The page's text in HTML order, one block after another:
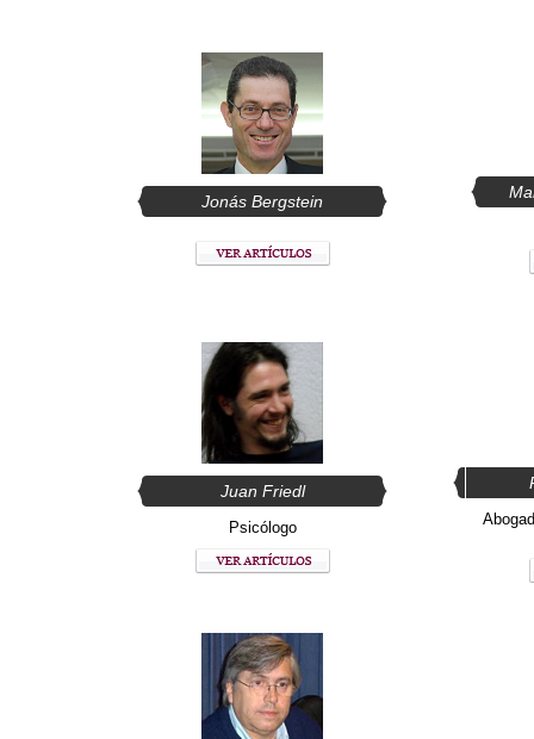
Jonás Bergstein
Juan Friedl
Psicólogo